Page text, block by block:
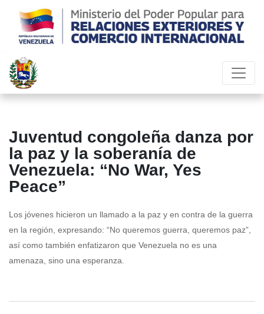
Juventud congoleña danza por
la paz y la soberanía de
Venezuela: “No War, Yes
Peace”
Los jóvenes hicieron un llamado a la paz y en contra de la guerra
en la región, expresando: “No queremos guerra, queremos paz”,
así como también enfatizaron que Venezuela no es una
amenaza, sino una esperanza.